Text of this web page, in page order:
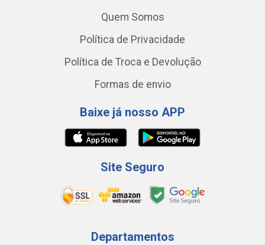
Quem Somos
Política de Privacidade
Política de Troca e Devolução
Formas de envio
Baixe já nosso APP
Site Seguro
Departamentos